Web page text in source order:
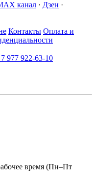
канал · Дзен ·
Контакты Оплата и
977 922-63-10
время (Пн–Пт